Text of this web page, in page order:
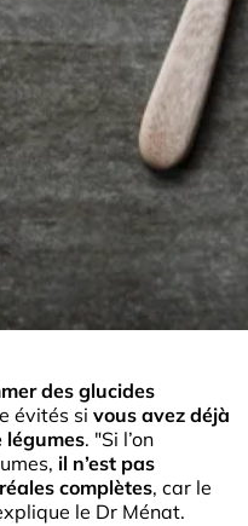
des glucides
évités si vous avez déjà
légumes. "Si l’on
il n’est pas
complètes, car le
le Dr Ménat.